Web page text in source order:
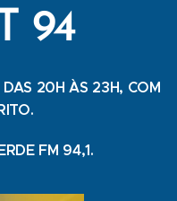
94
20H ÀS 23H, COM
FM 94,1.